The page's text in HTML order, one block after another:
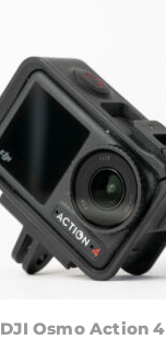
DJI Osmo Action 4